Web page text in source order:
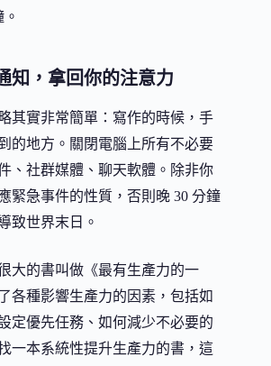
知，拿回你的注意力
其實非常簡單：寫作的時候，手
的地方。關閉電腦上所有不必要
、社群媒體、聊天軟體。除非你
緊急事件的性質，否則晚 30 分鐘
致世界末日。
大的書叫做《最有生產力的一
各種影響生產力的因素，包括如
定優先任務、如何減少不必要的
一本系統性提升生產力的書，這